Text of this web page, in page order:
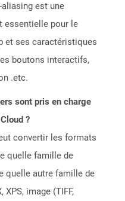
aliasing est une
essentielle pour le
et ses caractéristiques
boutons interactifs,
.etc.
sont pris en charge
?
convertir les formats
quelle famille de
quelle autre famille de
XPS, image (TIFF,